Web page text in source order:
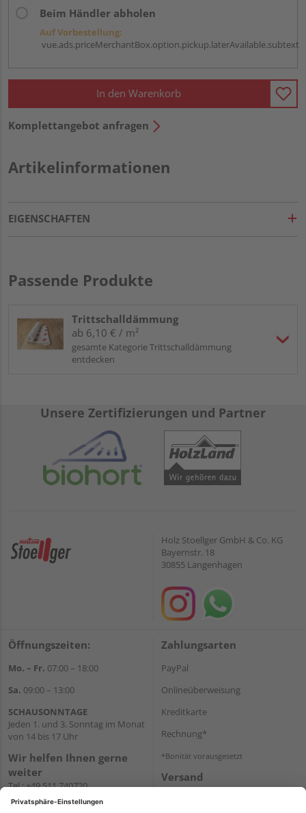
Beim Händler abholen
Auf Vorbestellung:
vue.ads.priceMerchantBox.option.pickup.laterAvailable.subtext
In den Warenkorb
Komplettangebot anfragen
Artikelinformationen
EIGENSCHAFTEN
Passende Produkte
Trittschalldämmung
ab 6,10 € / m²
gesamte Kategorie Trittschalldämmung
entdecken
Unsere Zertifizierungen und Partner
Holz Stoellger GmbH & Co. KG
Bayernstr. 18
30855 Langenhagen
Öffnungszeiten:
Mo. – Fr. 07:00 – 18:00
Sa. 09:00 – 13:00
SCHAUSONNTAGE
Jeden 1. und 3. Sonntag im Monat
von 14 bis 17 Uhr
Wir helfen Ihnen gerne
weiter
Tel.:+49 511 740720
E-Mail:shop@holzland-
Zahlungsarten
PayPal
Onlineüberweisung
Kreditkarte
Rechnung*
*Bonität vorausgesetzt
Versand
Versandkosten